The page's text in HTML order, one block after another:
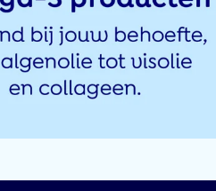
die vis olie en is gezond ook zeggen ze